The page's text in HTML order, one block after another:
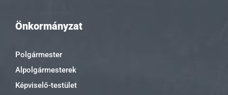
Önkormányzat
Polgármester
Alpolgármesterek
Képviselő-testület